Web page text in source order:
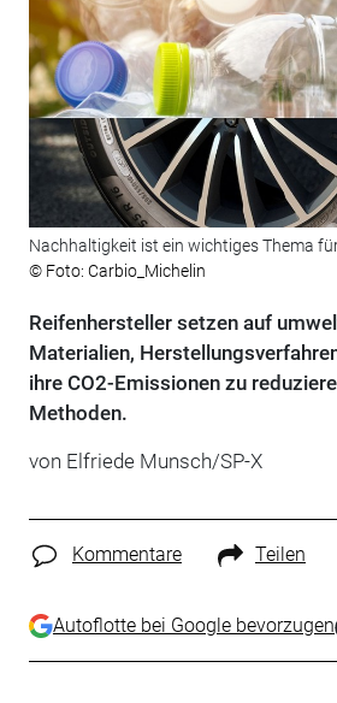
Nachhaltigkeit ist ein wichtiges Thema
© Foto: Carbio_Michelin
Reifenhersteller setzen auf
Materialien,
ihre CO2-Emissionen zu
Methoden.
von Elfriede Munsch/SP-X
Kommentare Teilen
Autoflotte bei Google bevorzugen